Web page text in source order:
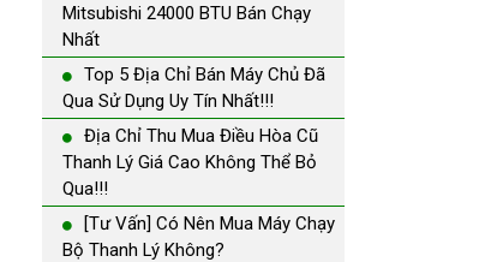
Mitsubishi 24000 BTU Bán Chạy
Nhất
Top 5 Địa Chỉ Bán Máy Chủ Đã
Qua Sử Dụng Uy Tín Nhất!!!
Địa Chỉ Thu Mua Điều Hòa Cũ
Thanh Lý Giá Cao Không Thể Bỏ
Qua!!!
[Tư Vấn] Có Nên Mua Máy Chạy
Bộ Thanh Lý Không?